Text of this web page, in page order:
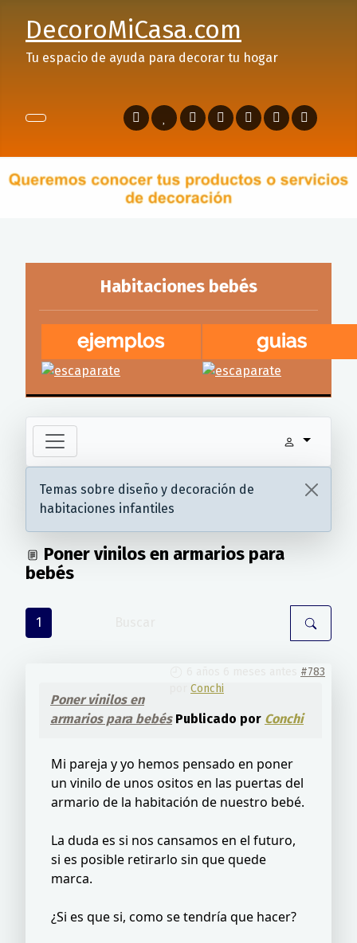
DecoroMiCasa.com
Tu espacio de ayuda para decorar tu hogar
Habitaciones bebés
Temas sobre diseño y decoración de
habitaciones infantiles
Poner vinilos en armarios para
bebés
1
#783
Conchi
Poner vinilos en
armarios para bebésPublicado por Conchi
Mi pareja y yo hemos pensado en poner
un vinilo de unos ositos en las puertas del
armario de la habitación de nuestro bebé.
La duda es si nos cansamos en el futuro,
si es posible retirarlo sin que quede
marca.
¿Si es que si, como se tendría que hacer?